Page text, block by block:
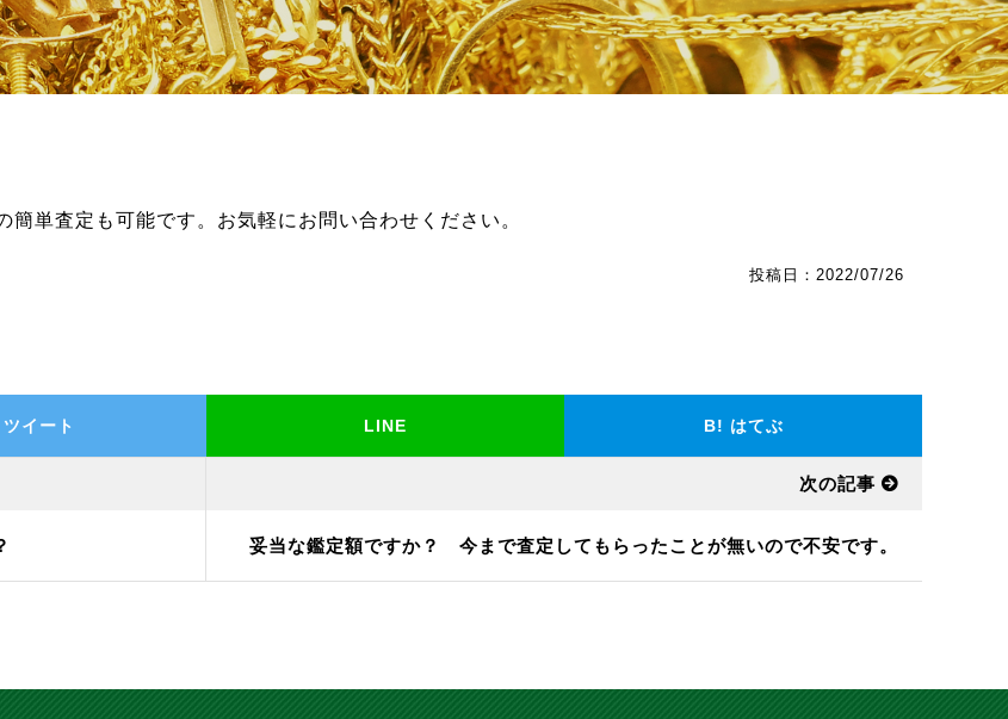
単査定も可能です。お気軽にお問い合わせください。
投稿日：2022/07/26
ツイート LINE B! はてぶ
次の記事
妥当な鑑定額ですか？ 今まで査定してもらったことが無いので不安です。